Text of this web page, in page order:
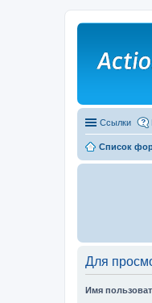
Ссылки
Список
Для
Имя